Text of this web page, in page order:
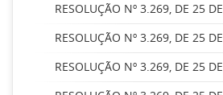
RESOLUÇÃO Nº 3.269, DE 25
RESOLUÇÃO Nº 3.269, DE 25
RESOLUÇÃO Nº 3.269, DE 25